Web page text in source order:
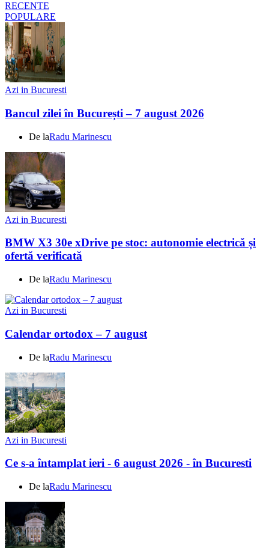
RECENTE
POPULARE
Azi in Bucuresti
Bancul zilei în București – 7 august 2026
De laRadu Marinescu
Azi in Bucuresti
BMW X3 30e xDrive pe stoc: autonomie electrică și
ofertă verificată
De laRadu Marinescu
Azi in Bucuresti
Calendar ortodox – 7 august
De laRadu Marinescu
Azi in Bucuresti
Ce s-a întamplat ieri - 6 august 2026 - în Bucuresti
De laRadu Marinescu